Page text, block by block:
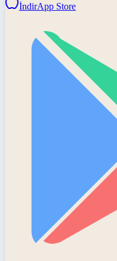
İndirApp Store